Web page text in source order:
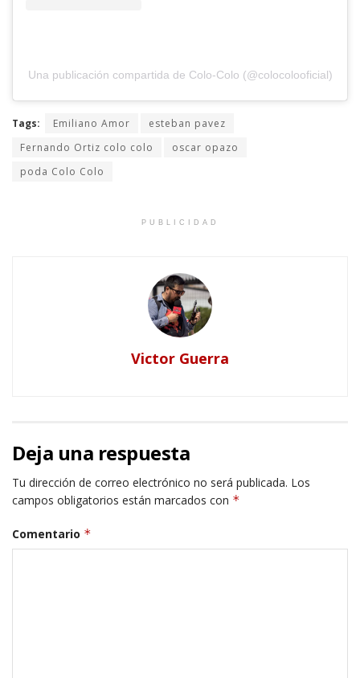
Una publicación compartida de Colo-Colo (@colocolooficial)
Tags: Emiliano Amor
esteban pavez
Fernando Ortiz colo colo
oscar opazo
poda Colo Colo
PUBLICIDAD
Victor Guerra
Deja una respuesta
Tu dirección de correo electrónico no será publicada. Los
campos obligatorios están marcados con *
Comentario *